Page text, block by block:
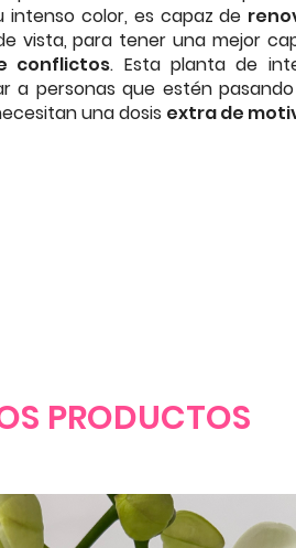
intenso color, es capaz de
vista, para tener una mejor
conflictos. Esta planta de
a personas que estén
una dosis extra de
PRODUCTOS